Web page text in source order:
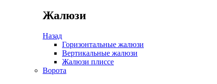
Жалюзи
Назад
Горизонтальные жалюзи
Вертикальные жалюзи
Жалюзи плиссе
Ворота